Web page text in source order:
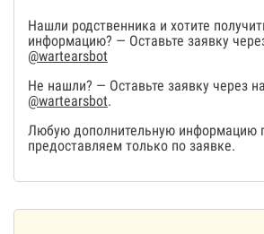
Нашли родственника и хотите
информацию? — Оставьте заявку
@wartearsbot
Не нашли? — Оставьте заявку через
@wartearsbot.
Любую дополнительную
предоставляем только по заявке.